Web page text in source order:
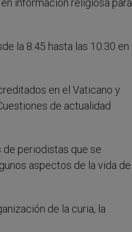
información religiosa para
la 8:45 hasta las 10:30 en
en el Vaticano y
de actualidad
de periodistas que se
aspectos de la vida de
de la curia, la